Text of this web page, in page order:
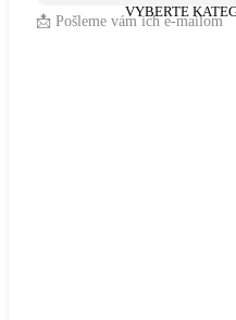
VYBERTE
📩 Pošleme vám ich e-mailom